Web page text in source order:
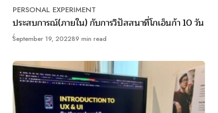
Category
PERSONAL EXPERIMENT
ประสบการณ์(ภายใน) กับการวิปัสสนาที่โกเอ็นก้า 10 วัน
Published
September 19, 202289 min read